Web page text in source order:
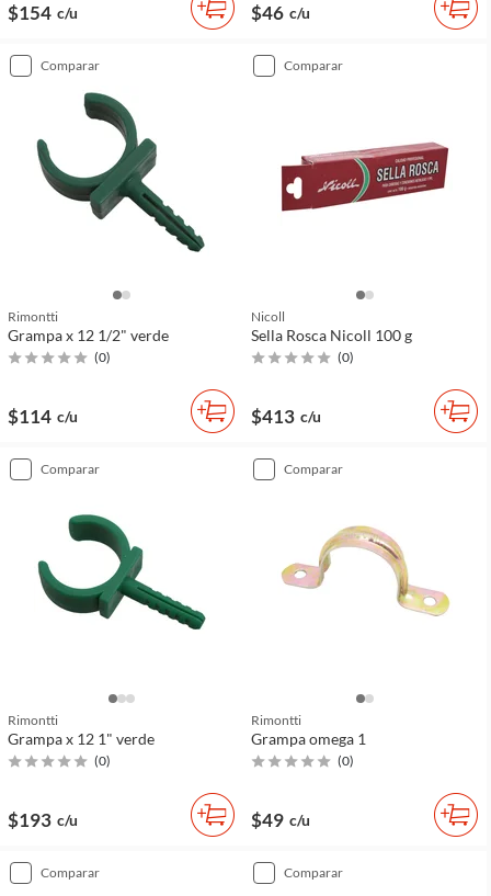
$154 c/u $46 c/u
comparar
Rimontti
Grampa x 12 1/2" verde
(0)
$114 c/u
comparar
Nicoll
Sella Rosca Nicoll 100 g
(0)
$413 c/u
comparar
Rimontti
Grampa x 12 1" verde
(0)
$193 c/u
comparar
Rimontti
Grampa omega 1
(0)
$49 c/u
comparar comparar